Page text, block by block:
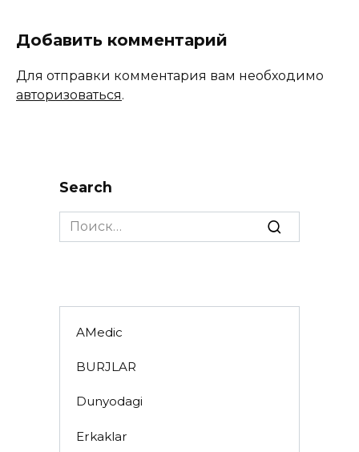
Добавить комментарий
Для отправки комментария вам необходимо
авторизоваться.
Search
Search
for:
AMedic
BURJLAR
Dunyodagi
Erkaklar